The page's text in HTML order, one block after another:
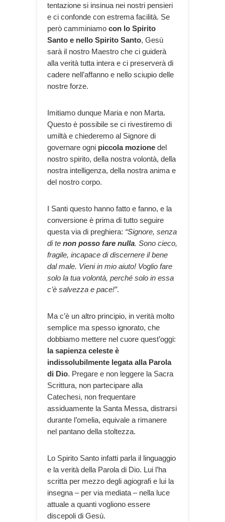
tentazione si insinua nei nostri pensieri
e ci confonde con estrema facilità. Se
però camminiamo con lo Spirito
Santo e nello Spirito Santo, Gesù
sarà il nostro Maestro che ci guiderà
alla verità tutta intera e ci preserverà di
cadere nell’affanno e nello sciupio delle
nostre forze.
Imitiamo dunque Maria e non Marta.
Questo è possibile se ci rivestiremo di
umiltà e chiederemo al Signore di
governare ogni piccola mozione del
nostro spirito, della nostra volontà, della
nostra intelligenza, della nostra anima e
del nostro corpo.
I Santi questo hanno fatto e fanno, e la
conversione è prima di tutto seguire
questa via di preghiera: “Signore, senza
di te non posso fare nulla. Sono cieco,
fragile, incapace di discernere il bene
dal male. Vieni in mio aiuto! Voglio fare
solo la tua volontà, perché solo in essa
c’è salvezza e pace!”.
Ma c’è un altro principio, in verità molto
semplice ma spesso ignorato, che
dobbiamo mettere nel cuore quest’oggi:
la sapienza celeste è
indissolubilmente legata alla Parola
di Dio. Pregare e non leggere la Sacra
Scrittura, non partecipare alla
Catechesi, non frequentare
assiduamente la Santa Messa, distrarsi
durante l’omelia, equivale a rimanere
nel pantano della stoltezza.
Lo Spirito Santo infatti parla il linguaggio
e la verità della Parola di Dio. Lui l’ha
scritta per mezzo degli agiografi e lui la
insegna – per via mediata – nella luce
attuale a quanti vogliono essere
discepoli di Gesù.